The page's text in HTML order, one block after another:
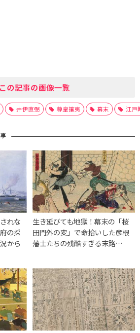
この記事の画像一覧
井伊直弼 尊皇攘夷 幕末 江戸
れな
の採
から
生き延びても地獄！幕末の「桜
田門外の変」で命拾いした彦根
藩士たちの残酷すぎる末路…